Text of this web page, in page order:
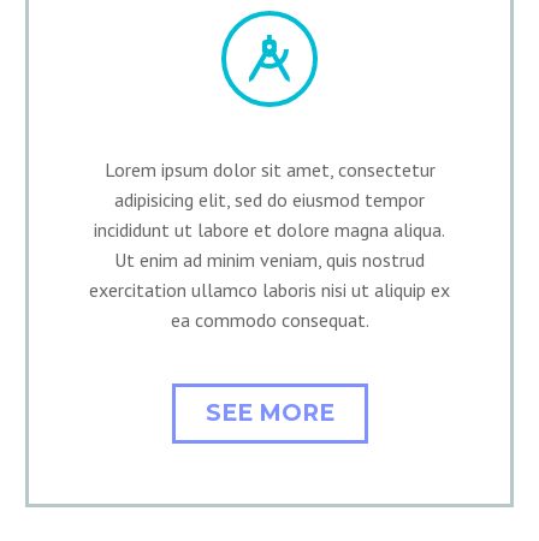


Lorem ipsum dolor sit amet, consectetur
adipisicing elit, sed do eiusmod tempor
incididunt ut labore et dolore magna aliqua.
Ut enim ad minim veniam, quis nostrud
exercitation ullamco laboris nisi ut aliquip ex
ea commodo consequat.
SEE MORE